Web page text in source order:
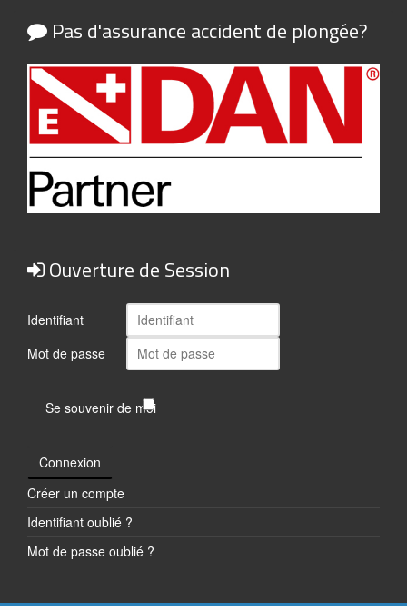
Pas d'assurance accident de plongée?
Ouverture de Session
Identifiant
Mot de passe
Se souvenir de moi
Connexion
Créer un compte
Identifiant oublié ?
Mot de passe oublié ?